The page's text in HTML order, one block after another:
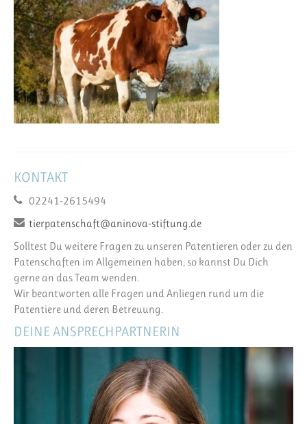
KONTAKT
02241-2615494
tierpatenschaft@aninova-stiftung.de
Solltest Du weitere Fragen zu unseren Patentieren oder zu den
Patenschaften im Allgemeinen haben, so kannst Du Dich
gerne an das Team wenden.
Wir beantworten alle Fragen und Anliegen rund um die
Patentiere und deren Betreuung.
DEINE ANSPRECHPARTNERIN